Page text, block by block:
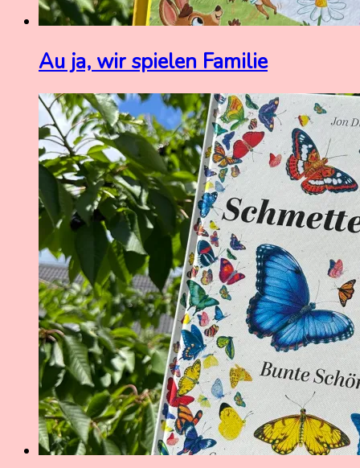
Au ja, wir spielen Familie